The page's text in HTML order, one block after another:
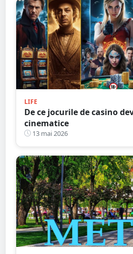
LIFE
De ce jocurile de casino
cinematice
13 mai 2026